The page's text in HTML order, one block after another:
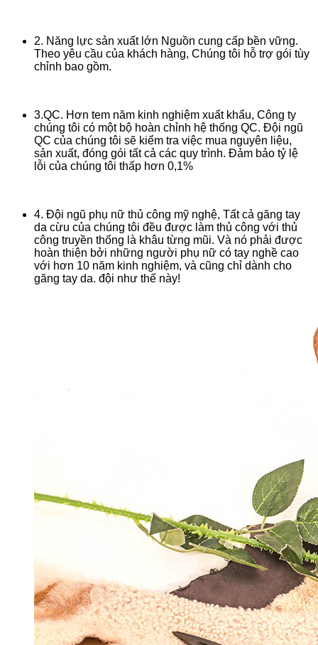
2. Năng lực sản xuất lớn Nguồn cung cấp bền vững.
Theo yêu cầu của khách hàng, Chúng tôi hỗ trợ gói tùy
chỉnh bao gồm.
3.QC. Hơn tem năm kinh nghiệm xuất khẩu, Công ty
chúng tôi có một bộ hoàn chỉnh hệ thống QC. Đội ngũ
QC của chúng tôi sẽ kiểm tra việc mua nguyên liệu,
sản xuất, đóng gói tất cả các quy trình. Đảm bảo tỷ lệ
lỗi của chúng tôi thấp hơn 0,1%
4. Đội ngũ phụ nữ thủ công mỹ nghệ, Tất cả găng tay
da cừu của chúng tôi đều được làm thủ công với thủ
công truyền thống là khâu từng mũi. Và nó phải được
hoàn thiện bởi những người phụ nữ có tay nghề cao
với hơn 10 năm kinh nghiệm, và cũng chỉ dành cho
găng tay da. đội như thế này!